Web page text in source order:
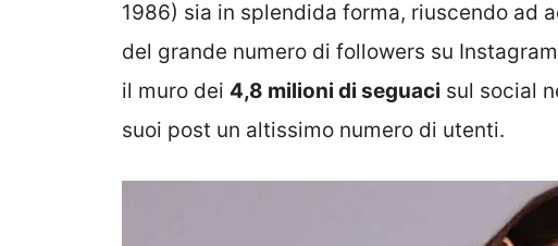
1986) sia in splendida forma, riuscendo ad
del grande numero di followers su
il muro dei 4,8 milioni di seguaci sul social
suoi post un altissimo numero di utenti.